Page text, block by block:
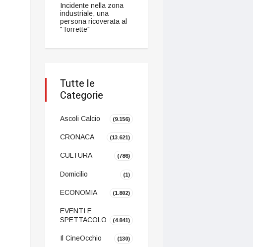
Incidente nella zona
industriale, una
persona ricoverata al
"Torrette"
Tutte le
Categorie
Ascoli Calcio (9.156)
CRONACA (13.621)
CULTURA (786)
Domicilio (1)
ECONOMIA (1.802)
EVENTI E
SPETTACOLO
(4.841)
Il CineOcchio (130)